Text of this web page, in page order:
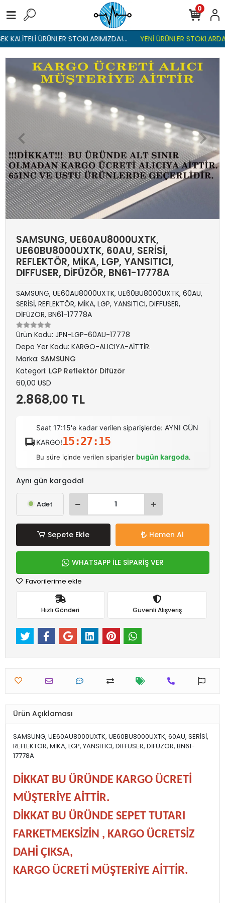
ÜRÜNLER STOKLARIMIZDA!... YENİ ÜRÜNLER STOKLARDA
0
SAMSUNG, UE60AU8000UXTK,
UE60BU8000UXTK, 60AU, SERİSİ,
REFLEKTÖR, MİKA, LGP, YANSITICI,
DIFFUSER, DİFÜZÖR, BN61-17778A
SAMSUNG, UE60AU8000UXTK, UE60BU8000UXTK, 60AU,
SERİSİ, REFLEKTÖR, MİKA, LGP, YANSITICI, DIFFUSER,
DİFÜZÖR, BN61-17778A
Ürün Kodu: JPN-LGP-60AU-17778
Depo Yer Kodu: KARGO-ALICIYA-AİTTİR.
Marka: SAMSUNG
Kategori: LGP Reflektör Difüzör
60,00 USD
2.868,00 TL
Saat 17:15'e kadar verilen siparişlerde: AYNI GÜN
KARGO!15:27:15
Bu süre içinde verilen siparişlerbugün kargoda.
Aynı gün kargoda!
Adet
Sepete Ekle Hemen Al
WHATSAPP İLE SİPARİŞ VER
Favorilerime ekle
Hızlı Gönderi Güvenli Alışveriş
Ürün Açıklaması
SAMSUNG, UE60AU8000UXTK, UE60BU8000UXTK, 60AU, SERİSİ,
REFLEKTÖR, MİKA, LGP, YANSITICI, DIFFUSER, DİFÜZÖR, BN61-
17778A
DİKKAT BU ÜRÜNDE KARGO ÜCRETİ
MÜŞTERİYE AİTTİR.
DİKKAT BU ÜRÜNDE SEPET TUTARI
FARKETMEKSİZİN , KARGO ÜCRETSİZ
DAHİ ÇIKSA,
KARGO ÜCRETİ MÜŞTERİYE AİTTİR.